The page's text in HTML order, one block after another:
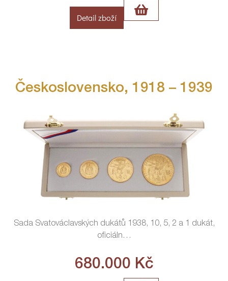
Detail zboží
Československo, 1918 – 1939
Sada Svatováclavských dukátů 1938, 10, 5, 2 a 1 dukát,
oficiáln…
680.000 Kč